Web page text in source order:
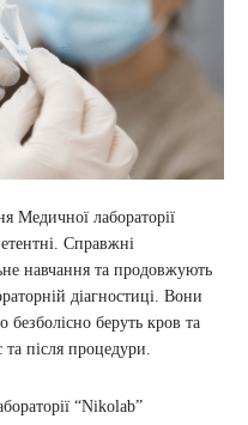
Медичної лабораторії
Справжні
навчання та продовжують
діагностиці. Вони
беруть кров та
та після процедури.
“Nikolab”